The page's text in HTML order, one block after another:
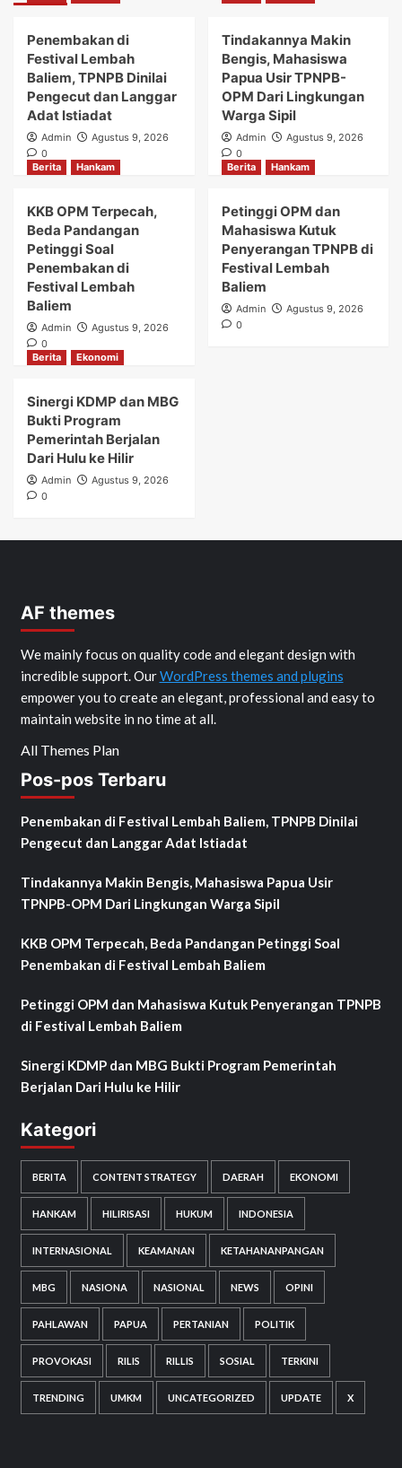
Penembakan di
Festival Lembah
Baliem, TPNPB Dinilai
Pengecut dan Langgar
Adat Istiadat
Admin
Agustus 9, 2026
0
Tindakannya Makin
Bengis, Mahasiswa
Papua Usir TPNPB-
OPM Dari Lingkungan
Warga Sipil
Admin
Agustus 9, 2026
0
Berita
Hankam
KKB OPM Terpecah,
Beda Pandangan
Petinggi Soal
Penembakan di
Festival Lembah
Baliem
Admin
Agustus 9, 2026
0
Berita Hankam
Petinggi OPM dan
Mahasiswa Kutuk
Penyerangan TPNPB di
Festival Lembah
Baliem
Admin
Agustus 9, 2026
0
Berita Ekonomi
Sinergi KDMP dan MBG
Bukti Program
Pemerintah Berjalan
Dari Hulu ke Hilir
Admin
Agustus 9, 2026
0
AF themes
We mainly focus on quality code and elegant design with
incredible support. OurWordPress themes and plugins
empower you to create an elegant, professional and easy to
maintain website in no time at all.
All Themes Plan
Pos-pos Terbaru
Penembakan di Festival Lembah Baliem, TPNPB Dinilai
Pengecut dan Langgar Adat Istiadat
Tindakannya Makin Bengis, Mahasiswa Papua Usir
TPNPB-OPM Dari Lingkungan Warga Sipil
KKB OPM Terpecah, Beda Pandangan Petinggi Soal
Penembakan di Festival Lembah Baliem
Petinggi OPM dan Mahasiswa Kutuk Penyerangan TPNPB
di Festival Lembah Baliem
Sinergi KDMP dan MBG Bukti Program Pemerintah
Berjalan Dari Hulu ke Hilir
Kategori
BERITA CONTENT STRATEGY DAERAH EKONOMI
HANKAM HILIRISASI HUKUM INDONESIA
INTERNASIONAL KEAMANAN KETAHANANPANGAN
MBG NASIONA NASIONAL NEWS OPINI
PAHLAWAN PAPUA PERTANIAN POLITIK
PROVOKASI RILIS RILLIS SOSIAL TERKINI
TRENDING UMKM UNCATEGORIZED UPDATE X